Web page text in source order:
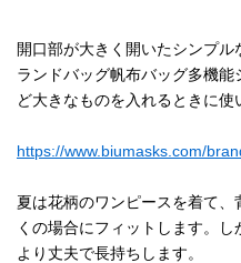
開口部が大きく開いたシンプ
ランドバッグ帆布バッグ多機
ど大きなものを入れるときに使
https://www.biumasks.com/
夏は花柄のワンピースを着て
くの場合にフィットします。
より丈夫で長持ちします。